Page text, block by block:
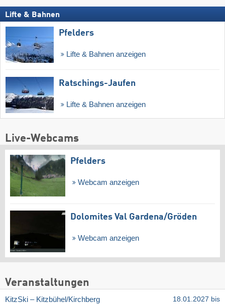
Lifte & Bahnen
Pfelders
Lifte & Bahnen anzeigen
Ratschings-Jaufen
Lifte & Bahnen anzeigen
Live-Webcams
Pfelders
Webcam anzeigen
Dolomites Val Gardena/​Gröden
Webcam anzeigen
Veranstaltungen
KitzSki – Kitzbühel/​Kirchberg
18.01.2027 bis